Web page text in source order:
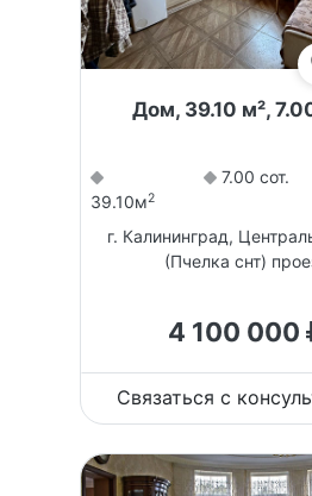
Дом, 39.10 м²,
39.10м2
7.00 сот.
г. Калининград,
(Пчелка снт)
4 100 000
Связаться с